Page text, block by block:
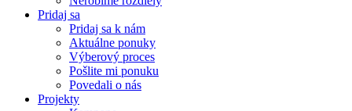
Pridaj sa
Pridaj sa k nám
Aktuálne ponuky
Výberový proces
Pošlite mi ponuku
Povedali o nás
Projekty